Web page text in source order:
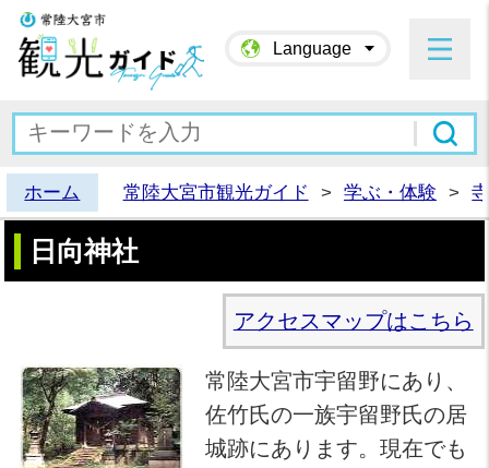
Language
ホーム 常陸大宮市観光ガイド > 学ぶ・体験 >
日向神社
アクセスマップはこちら
常陸大宮市宇留野にあり、
佐竹氏の一族宇留野氏の居
城跡にあります。現在でも